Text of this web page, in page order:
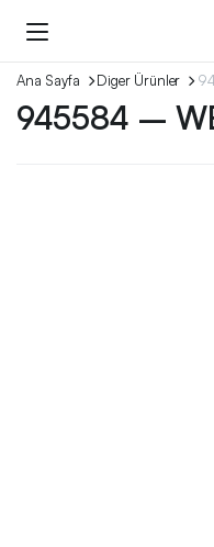
Ana Sayfa Diger Ürünler
945584 –